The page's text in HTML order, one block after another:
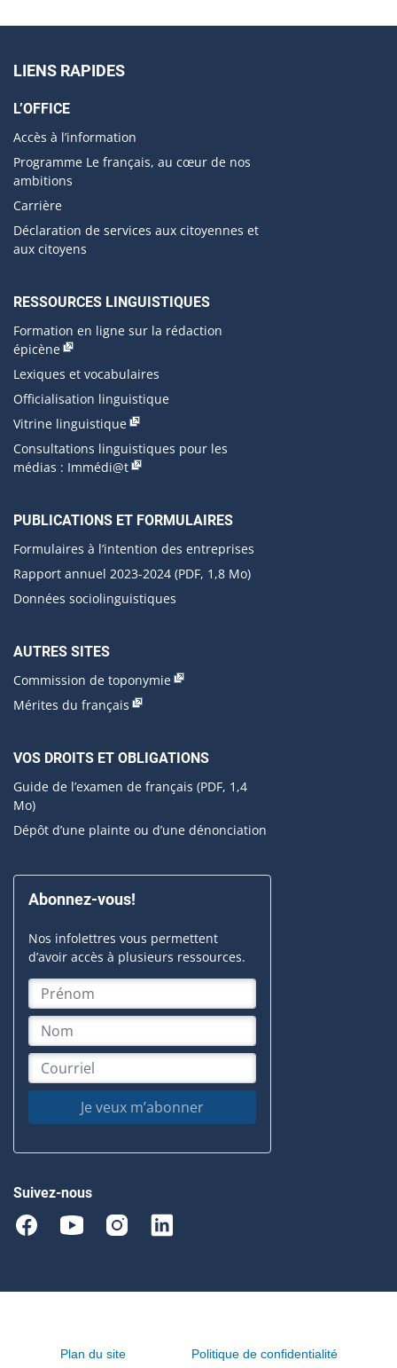
LIENS RAPIDES
L’OFFICE
Accès à l’information
Programme Le français, au cœur de nos
ambitions
Carrière
Déclaration de services aux citoyennes et
aux citoyens
RESSOURCES LINGUISTIQUES
Formation en ligne sur la rédaction
épicène
Lexiques et vocabulaires
Officialisation linguistique
Vitrine linguistique
Consultations linguistiques pour les
médias : Immédi@t
PUBLICATIONS ET FORMULAIRES
Formulaires à l’intention des entreprises
Rapport annuel 2023-2024 (PDF, 1,8 Mo)
Données sociolinguistiques
AUTRES SITES
Commission de toponymie
Mérites du français
VOS DROITS ET OBLIGATIONS
Guide de l’examen de français (PDF, 1,4
Mo)
Dépôt d’une plainte ou d’une dénonciation
Abonnez-vous!
Nos infolettres vous permettent
d’avoir accès à plusieurs ressources.
Je veux m’abonner
Suivez-nous
Plan du site
Politique de confidentialité